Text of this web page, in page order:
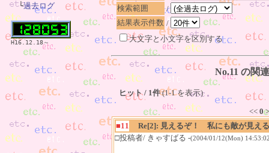
検索範囲
/
結果表示件数 /
大文字と小文字を区別する
No.11 の関
ヒット / 1件(1-1 を表示)
<< 0
■11
Re[2]: 見えるぞ！ 私にも敵が見え
□投稿者/ きゃすばる -(2004/01/12(Mon)
└過去ログ
H16.12.18～